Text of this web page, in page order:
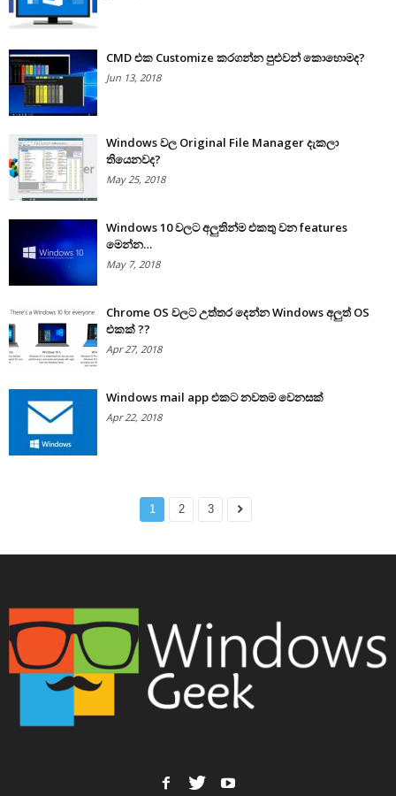
CMD එක Customize කරගන්න පුළුවන් කොහොමද?
Jun 13, 2018
Windows වල Original File Manager දැකලා
තියෙනවද?
May 25, 2018
Windows 10 වලට අලුතින්ම එකතු වන features
මෙන්න…
May 7, 2018
Chrome OS වලට උත්තර දෙන්න Windows අලුත් OS
එකක් ??
Apr 27, 2018
Windows mail app එකට නවතම වෙනසක්
Apr 22, 2018
1 2 3